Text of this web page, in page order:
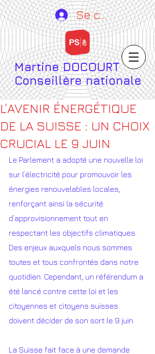
Se connecter
Martine DOCOURT
Conseillère nationale
L’AVENIR ÉNERGÉTIQUE
DE LA SUISSE : UN CHOIX
CRUCIAL LE 9 JUIN
Le Parlement a adopté une nouvelle loi
sur l’électricité pour promouvoir les
énergies renouvelables locales,
renforçant ainsi la sécurité
d’approvisionnement tout en
respectant les objectifs climatiques.
Des enjeux auxquels nous sommes
toutes et tous confrontés dans notre
quotidien. Cependant, un référendum a
été lancé contre cette loi et les
citoyennes et citoyens suisses
doivent décider de son sort le 9 juin.
La Suisse fait face à une demande